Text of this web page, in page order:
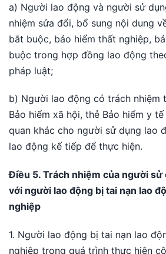
a) Người lao động và người sử
nhiệm sửa đổi, bổ sung nội dung
bắt buộc, bảo hiểm thất nghiệp,
buộc trong hợp đồng lao động
pháp luật;
b) Người lao động có trách nhiệm
Bảo hiểm xã hội, thẻ Bảo hiểm y
quan khác cho người sử dụng lao
lao động kế tiếp để thực hiện.
Điều 5. Trách nhiệm của người sử
với người lao động bị tai nạn lao
nghiệp
1. Người lao động bị tai nạn lao
nghiệp trong quá trình thực hiện